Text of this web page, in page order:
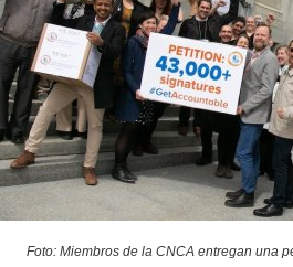
Foto: Miembros de la CNCA entregan una